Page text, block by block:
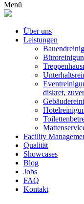
Menü
Über uns
Leistungen
diskret,
Facility
Qualität
Showcases
Blog
Jobs
FAQ
Kontakt